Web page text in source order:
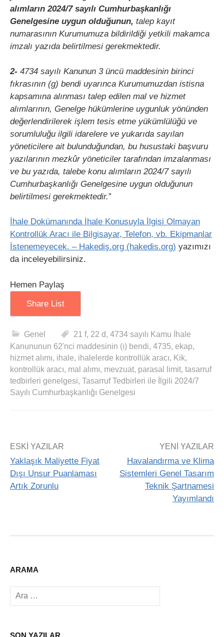
alımların 2024/7 sayılı Cumhurbaşkanlığı
Genelgesine uygun olduğunun, talep kayıt
numarasının Kurumumuza bildirildiği yetkili makamca
imzalı yazıda belirtilmesi gerekmektedir.
2- 4734 sayılı Kanunun 3 üncü maddesinin birinci
fıkrasının (g) bendi uyarınca Kurumumuzdan istisna
kapsamına alınması talep edilen mal ve hizmet
alımlarının, Genelge hükümlerine uygunluk yönünden
değerlendirilerek işlem tesis etme yükümlülüğü ve
sorumluluğu ilgili idarelere ve yukarıda sayılan
yöneticilere ait bulunduğundan, bu husustaki başvuru
yazılarının mezkûr yöneticiler tarafından imzalanması
ve bu yazıda, talebe konu alımların 2024/7 sayılı
Cumhurbaşkanlığı Genelgesine uygun olduğunun
belirtilmesi gerekmektedir.”
İhale Dokümanında İhale Konusuyla İlgisi Olmayan
Kontrollük Aracı ile Bilgisayar, Telefon, vb. Ekipmanlar
İstenemeyecek. – Hakediş.org (hakedis.org) yazımızı
da inceleyebilirsiniz.
Hemen Paylaş
Share List
Genel 21 f, 22 d, 4734 sayılı Kamu İhale
Kanununun 62'nci maddesinin (ı) bendi, 4735, ekap,
hizmet alımı, ihale, ihalelerde kontrollük aracı, Kik,
kontrollük aracı, mal alımı, mevzuat, parasal limit, tasarruf
tedbirleri genelgesi, Tasarruf Tedbirleri ile İlgili 2024/7
Sayılı Cumhurbaşkanlığı Genelgesi
ESKI YAZILAR
Yaklaşık Maliyette Fiyat
Dışı Unsur Puanlaması
Artık Zorunlu
YENI YAZILAR
Havalandırma ve Klima
Sistemleri Genel Tasarım
Teknik Şartnamesi
Yayımlandı
ARAMA
Arama:
SON YAZILAR